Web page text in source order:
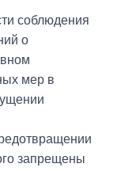
соблюдения
о
мер в
запрещены